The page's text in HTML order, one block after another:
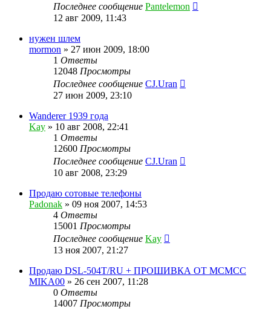
Последнее сообщение Pantelemon
12 авг 2009, 11:43
нужен шлем
mormon » 27 июн 2009, 18:00
1 Ответы
12048 Просмотры
Последнее сообщение CJ.Uran
27 июн 2009, 23:10
Wanderer 1939 года
Kay » 10 авг 2008, 22:41
1 Ответы
12600 Просмотры
Последнее сообщение CJ.Uran
10 авг 2008, 23:29
Продаю сотовые телефоны
Padonak » 09 ноя 2007, 14:53
4 Ответы
15001 Просмотры
Последнее сообщение Kay
13 ноя 2007, 21:27
Продаю DSL-504T/RU + ПРОШИВКА ОТ МСМСС
MIKA00 » 26 сен 2007, 11:28
0 Ответы
14007 Просмотры